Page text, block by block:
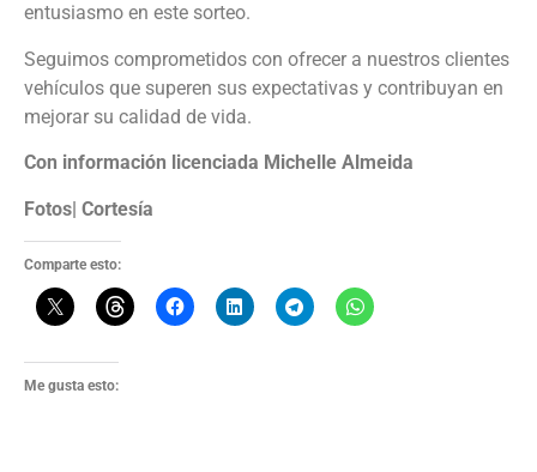
entusiasmo en este sorteo.
Seguimos comprometidos con ofrecer a nuestros clientes
vehículos que superen sus expectativas y contribuyan en
mejorar su calidad de vida.
Con información licenciada Michelle Almeida
Fotos| Cortesía
Comparte esto:
Me gusta esto: